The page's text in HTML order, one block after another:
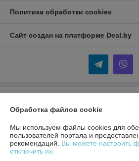
Политика обработки cookies
Сайт создан на платформе Deal.by
Александрович
Беларусь, Гомельская обл., Гомельский р-н.
Регистрационный номер ЕГР: 490393325
Обработка файлов cookie
Мы используем файлы cookies для
пользователей портала и
рекомендаций. Вы можете настроить
отключить их.